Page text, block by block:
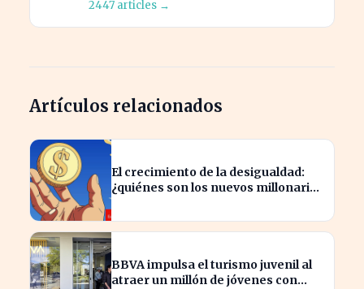
2447 articles →
Artículos relacionados
El crecimiento de la desigualdad:
¿quiénes son los nuevos millonarios
BBVA impulsa el turismo juvenil al
atraer un millón de jóvenes con